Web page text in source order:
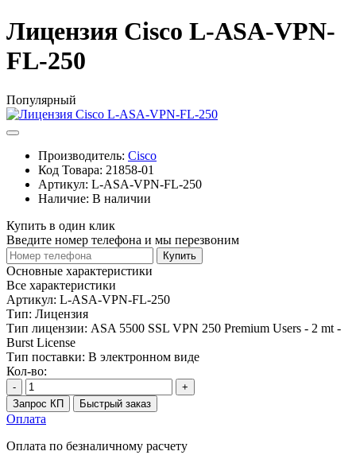
Лицензия Cisco L-ASA-VPN-
FL-250
Популярный
Производитель: Cisco
Код Товара: 21858-01
Артикул: L-ASA-VPN-FL-250
Наличие: В наличии
Купить в один клик
Введите номер телефона и мы перезвоним
Купить
Основные характеристики
Все характеристики
Артикул: L-ASA-VPN-FL-250
Тип: Лицензия
Тип лицензии: ASA 5500 SSL VPN 250 Premium Users - 2 mt -
Burst License
Тип поставки: В электронном виде
Кол-во:
-
+
Запрос КП
Быстрый заказ
Оплата
Оплата по безналичному расчету